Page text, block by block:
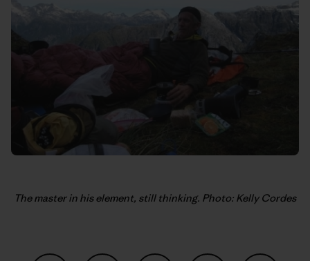
The master in his element, still thinking. Photo: Kelly Cordes